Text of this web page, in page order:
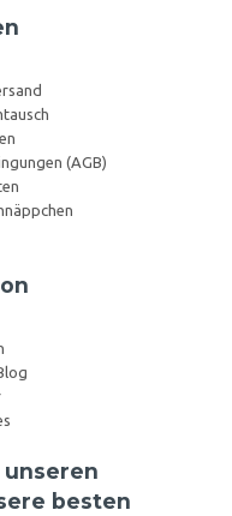
(AGB)
unseren
besten